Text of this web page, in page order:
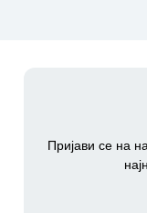
Пријави се на